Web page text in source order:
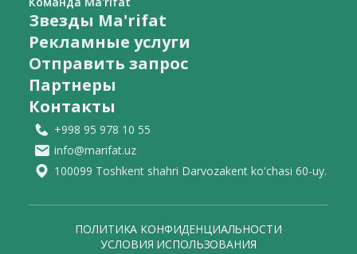
Звезды Ma'rifat
Рекламные услуги
Отправить запрос
Партнеры
Контакты
+998 95 978 10 55
info@marifat.uz
100099 Toshkent shahri Darvozakent ko'chasi 60-uy.
ПОЛИТИКА КОНФИДЕНЦИАЛЬНОСТИ
УСЛОВИЯ ИСПОЛЬЗОВАНИЯ